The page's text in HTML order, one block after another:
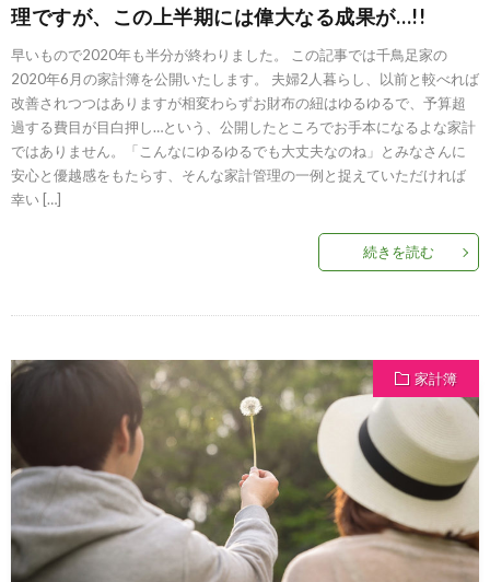
理ですが、この上半期には偉大なる成果が…!!
早いもので2020年も半分が終わりました。 この記事では千鳥足家の
2020年6月の家計簿を公開いたします。 夫婦2人暮らし、以前と較べれば
改善されつつはありますが相変わらずお財布の紐はゆるゆるで、予算超
過する費目が目白押し…という、公開したところでお手本になるよな家計
ではありません。「こんなにゆるゆるでも大丈夫なのね」とみなさんに
安心と優越感をもたらす、そんな家計管理の一例と捉えていただければ
幸い […]
続きを読む
家計簿